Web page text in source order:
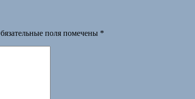
поля помечены *